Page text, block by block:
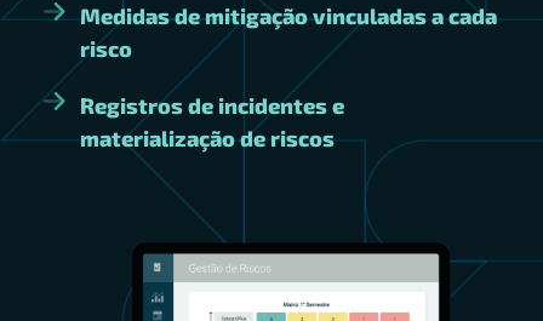
Medidas de mitigação vinculadas a cada
risco
Registros de incidentes e
materialização de riscos